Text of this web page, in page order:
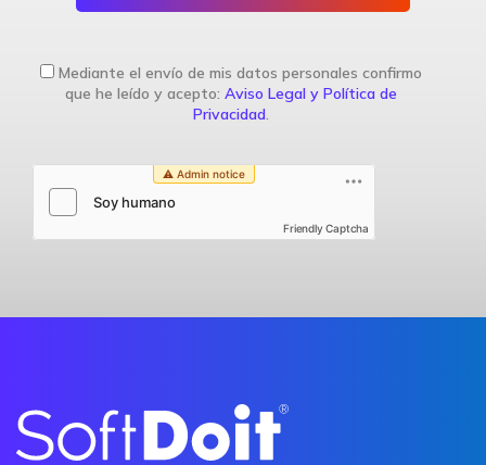
Mediante el envío de mis datos personales confirmo
que he leído y acepto: Aviso Legal y Política de
Privacidad.
Friendly Captcha